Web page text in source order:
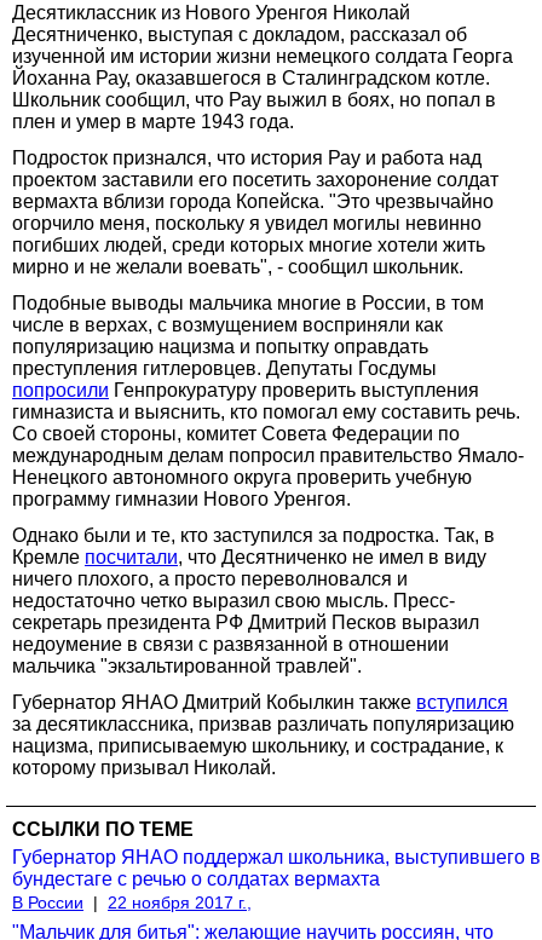
Десятиклассник из Нового Уренгоя Николай
Десятниченко, выступая с докладом, рассказал об
изученной им истории жизни немецкого солдата Георга
Йоханна Рау, оказавшегося в Сталинградском котле.
Школьник сообщил, что Рау выжил в боях, но попал в
плен и умер в марте 1943 года.
Подросток признался, что история Рау и работа над
проектом заставили его посетить захоронение солдат
вермахта вблизи города Копейска. "Это чрезвычайно
огорчило меня, поскольку я увидел могилы невинно
погибших людей, среди которых многие хотели жить
мирно и не желали воевать", - сообщил школьник.
Подобные выводы мальчика многие в России, в том
числе в верхах, с возмущением восприняли как
популяризацию нацизма и попытку оправдать
преступления гитлеровцев. Депутаты Госдумы
попросили Генпрокуратуру проверить выступления
гимназиста и выяснить, кто помогал ему составить речь.
Со своей стороны, комитет Совета Федерации по
международным делам попросил правительство Ямало-
Ненецкого автономного округа проверить учебную
программу гимназии Нового Уренгоя.
Однако были и те, кто заступился за подростка. Так, в
Кремле посчитали, что Десятниченко не имел в виду
ничего плохого, а просто переволновался и
недостаточно четко выразил свою мысль. Пресс-
секретарь президента РФ Дмитрий Песков выразил
недоумение в связи с развязанной в отношении
мальчика "экзальтированной травлей".
Губернатор ЯНАО Дмитрий Кобылкин также вступился
за десятиклассника, призвав различать популяризацию
нацизма, приписываемую школьнику, и сострадание, к
которому призывал Николай.
ССЫЛКИ ПО ТЕМЕ
Губернатор ЯНАО поддержал школьника, выступившего в
бундестаге с речью о солдатах вермахта
В России | 22 ноября 2017 г.,
"Мальчик для битья": желающие научить россиян, что